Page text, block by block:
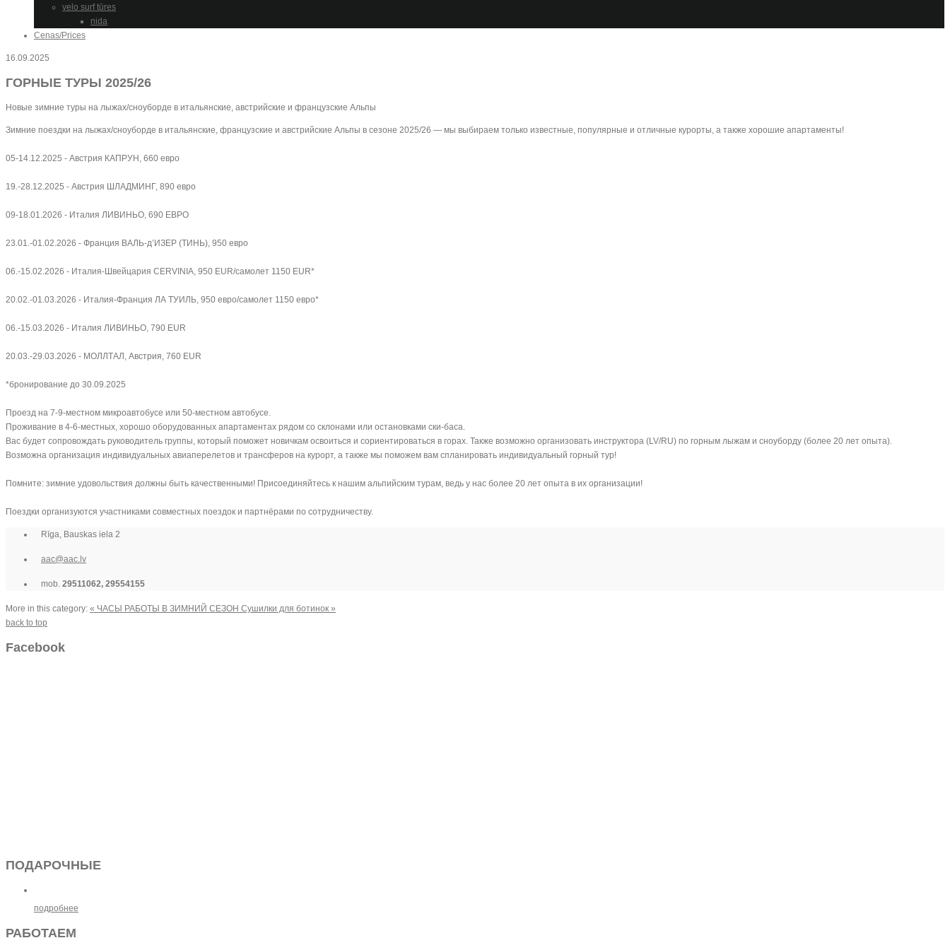
velo surf tūres
nida
Cenas/Prices
16.09.2025
ГОРНЫЕ ТУРЫ 2025/26
Новые зимние туры на лыжах/сноуборде в итальянские, австрийские и французские Альпы
Зимние поездки на лыжах/сноуборде в итальянские, французские и австрийские Альпы в сезоне 2025/26 — мы выбираем только известные, популярные и отличные курорты, а также хорошие апартаменты!
05-14.12.2025 - Австрия КАПРУН, 660 евро
19.-28.12.2025 - Австрия ШЛАДМИНГ, 890 евро
09-18.01.2026 - Италия ЛИВИНЬО, 690 ЕВРО
23.01.-01.02.2026 - Франция ВАЛЬ-д’ИЗЕР (ТИНЬ), 950 евро
06.-15.02.2026 - Италия-Швейцария CERVINIA, 950 EUR/самолет 1150 EUR*
20.02.-01.03.2026 - Италия-Франция ЛА ТУИЛЬ, 950 евро/самолет 1150 евро*
06.-15.03.2026 - Италия ЛИВИНЬО, 790 EUR
20.03.-29.03.2026 - МOЛЛТАЛ, Австрия, 760 EUR
*бронирование до 30.09.2025
Проезд на 7-9-местном микроавтобусе или 50-местном автобусе.
Проживание в 4-6-местных, хорошо оборудованных апартаментах рядом со склонами или остановками ски-баса.
Вас будет сопровождать руководитель группы, который поможет новичкам освоиться и сориентироваться в горах. Также возможно организовать инструктора (LV/RU) по горным лыжам и сноуборду (более 20 лет опыта).
Возможна организация индивидуальных авиаперелетов и трансферов на курорт, а также мы поможем вам спланировать индивидуальный горный тур!
Помните: зимние удовольствия должны быть качественными! Присоединяйтесь к нашим альпийским турам, ведь у нас более 20 лет опыта в их организации!
Поездки организуются участниками совместных поездок и партнёрами по сотрудничеству.
Rīga, Bauskas iela 2
aac@aac.lv
mob. 29511062, 29554155
More in this category: « ЧАСЫ РАБОТЫ В ЗИМНИЙ СЕЗОН Сушилки для ботинок »
back to top
Facebook
ПОДАРОЧНЫЕ
подробнее
РАБОТАЕМ